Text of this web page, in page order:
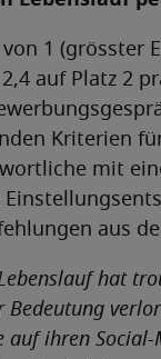
1 (grösster
auf Platz 2
Kriterien
mit
aus
hat
Bedeutung
auf ihren